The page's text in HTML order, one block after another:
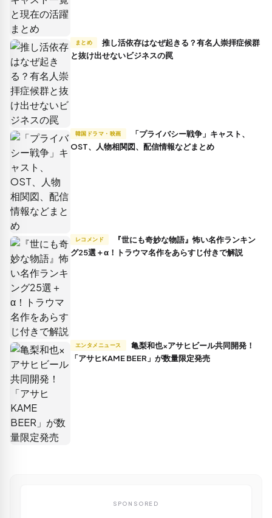
まとめ
推し活依存はなぜ起きる？有名人崇拝症候群
と抜け出せないビジネスの罠
韓国ドラマ・映画
OST、人物相関図、配信情報などまとめ
レコメンド
グ25選＋α！トラウマ名作をあらすじ付きで解説
エンタメニュース
「アサヒKAME BEER」が数量限定発売
SPONSORED